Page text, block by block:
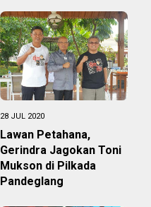
28 JUL 2020
Lawan Petahana,
Gerindra Jagokan Toni
Mukson di Pilkada
Pandeglang